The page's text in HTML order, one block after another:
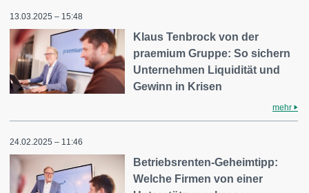
13.03.2025 – 15:48
Klaus Tenbrock von der
praemium Gruppe: So sichern
Unternehmen Liquidität und
Gewinn in Krisen
mehr
24.02.2025 – 11:46
Betriebsrenten-Geheimtipp:
Welche Firmen von einer